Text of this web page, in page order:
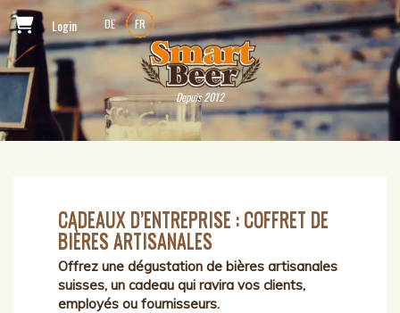
Login DE FR
Depuis 2012
CADEAUX D’ENTREPRISE : COFFRET DE
BIÈRES ARTISANALES
Offrez une dégustation de bières artisanales
suisses, un cadeau qui ravira vos clients,
employés ou fournisseurs.